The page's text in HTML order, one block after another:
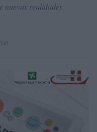
nuevas realidades